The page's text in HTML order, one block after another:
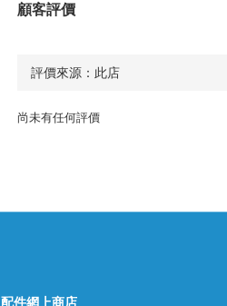
顧客評價
尚未有任何評價
配件網上商店